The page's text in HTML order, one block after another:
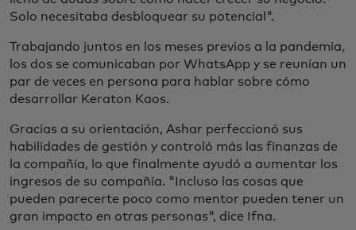
Solo necesitaba desbloquear su potencial".
Trabajando juntos en los meses previos a la pandemia,
los dos se comunicaban por WhatsApp y se reunían un
par de veces en persona para hablar sobre cómo
desarrollar Keraton Kaos.
Gracias a su orientación, Ashar perfeccionó sus
habilidades de gestión y controló más las finanzas de
la compañía, lo que finalmente ayudó a aumentar los
ingresos de su compañía. "Incluso las cosas que
pueden parecerte poco como mentor pueden tener un
gran impacto en otras personas", dice Ifna.